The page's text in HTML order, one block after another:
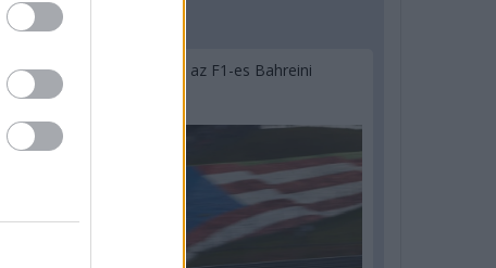
2 napja
Megvan, mikor kezdődik az F1-es Bahreini
Nagydíj Malajziában